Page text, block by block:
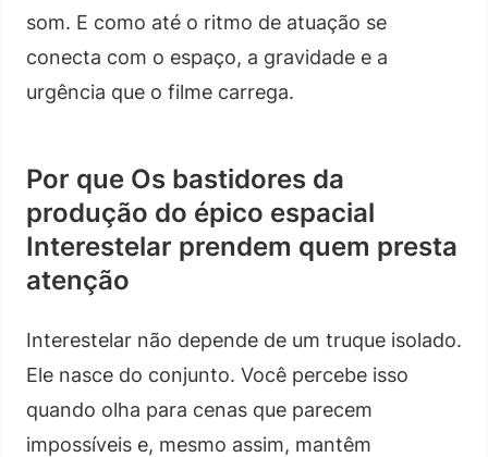
som. E como até o ritmo de atuação se
conecta com o espaço, a gravidade e a
urgência que o filme carrega.
Por que Os bastidores da
produção do épico espacial
Interestelar prendem quem presta
atenção
Interestelar não depende de um truque isolado.
Ele nasce do conjunto. Você percebe isso
quando olha para cenas que parecem
impossíveis e, mesmo assim, mantêm